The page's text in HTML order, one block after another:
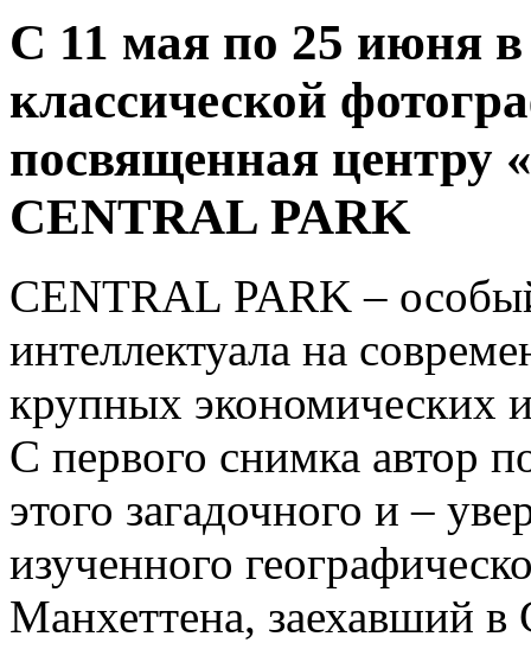
С 11 мая по 25 июня в
классической
посвященная центру
CENTRAL PARK
CENTRAL PARK –
интеллектуала на
крупных экономических
С первого снимка автор
этого загадочного и –
изученного
Манхеттена, заехавший